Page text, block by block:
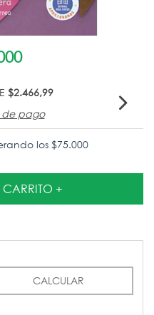
$2.466,99
de pago
los $75.000
CALCULAR